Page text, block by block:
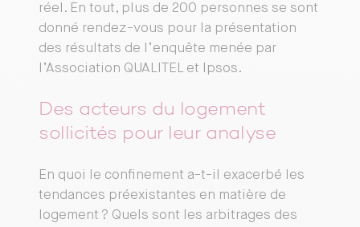
réel. En tout, plus de 200 personnes se sont
donné rendez-vous pour la présentation
des résultats de l’enquête menée par
l’Association QUALITEL et Ipsos.
Des acteurs du logement
sollicités pour leur analyse
En quoi le confinement a-t-il exacerbé les
tendances préexistantes en matière de
logement ? Quels sont les arbitrages des